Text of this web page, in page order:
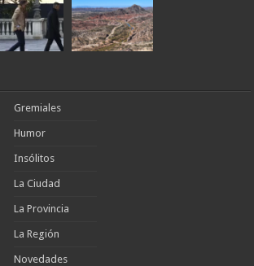
Gremiales
Humor
Insólitos
La Ciudad
La Provincia
La Región
Novedades